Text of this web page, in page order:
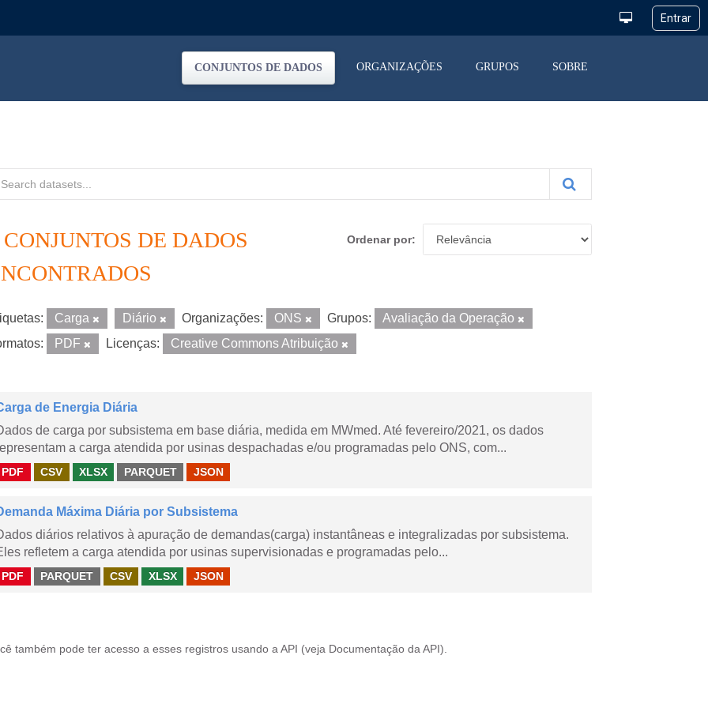
CONJUNTOS DE DADOS ORGANIZAÇÕES GRUPOS SOBRE
Ordenar por
CONJUNTOS DE DADOS
Carga Diário Organizações: ONS Grupos:
Avaliação da Operação
PDF Licenças: Creative Commons Atribuição
de Energia Diária
de carga por subsistema em base diária, medida em MWmed. Até fevereiro/2021, os dados
a carga atendida por usinas despachadas e/ou programadas pelo ONS, com...
PDF CSV XLSX PARQUET JSON
Máxima Diária por Subsistema
diários relativos à apuração de demandas(carga) instantâneas e integralizadas por subsistema.
refletem a carga atendida por usinas supervisionadas e programadas pelo...
PDF PARQUET CSV XLSX JSON
também pode ter acesso a esses registros usando a API (veja Documentação da API ).